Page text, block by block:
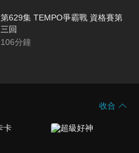
第629集 TEMPO爭霸戰 資格賽第
三回
106分鐘
收合